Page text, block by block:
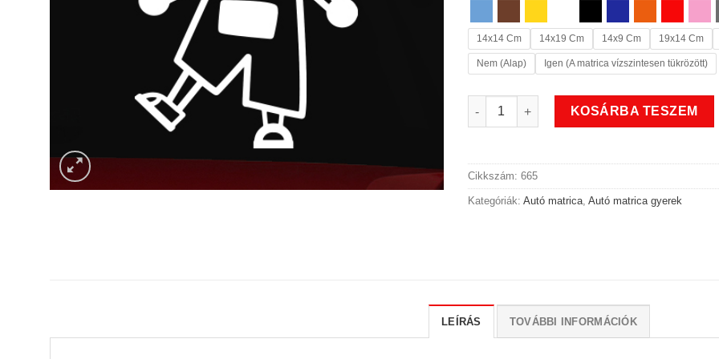
14x14 Cm 14x19 Cm 14x9 Cm 19x14 Cm
Nem (Alap) Igen (A matrica vízszintesen tükrözött)
Vagány gyerek autó matrica mennyiség
KOSÁRBA TESZEM
Cikkszám: 665
Kategóriák: Autó matrica, Autó matrica gyerek
LEÍRÁS TOVÁBBI INFORMÁCIÓK